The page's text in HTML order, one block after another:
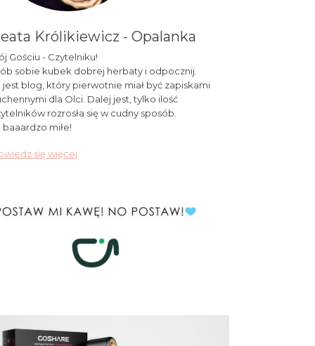
Królikiewicz - Opalanka
Gościu - Czytelniku!
sobie kubek dobrej herbaty i odpocznij.
jest blog, który pierwotnie miał być zapiskami
dla Olci. Dalej jest, tylko ilość
rozrosła się w cudny sposób.
baaardzo miłe!
się więcej